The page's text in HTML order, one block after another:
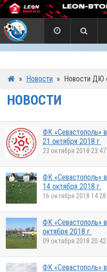
» Новости » Новости ДЮ
НОВОСТИ
ФК «Севастополь»
21 октября 2018 г.
23 октября 2018 23:47
ФК «Севастополь»
14 октября 2018 г.
16 октября 2018 14:28
ФК
октября 2018 г.
09 октября 2018 20:42
ФК «Севастополь»